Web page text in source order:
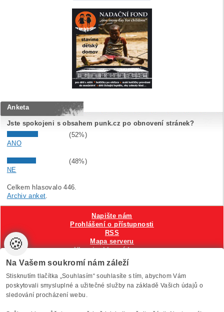
Anketa
Jste spokojeni s obsahem punk.cz po obnovení stránek?
(52%)
ANO
(48%)
NE
Celkem hlasovalo 446.
Archiv anket.
VytvořiloAnawe , provozuje Anawe a Špína
Napište nám
Prohlášení o přístupnosti
RSS
Mapa serveru
Hlavni reklamní banner
Nastavení cookies
🍪
Na Vašem soukromí nám záleží
Stisknutím tlačítka „Souhlasím“ souhlasíte s tím, abychom Vám
poskytovali smysluplné a užitečné služby na základě Vašich údajů o
sledování procházení webu.